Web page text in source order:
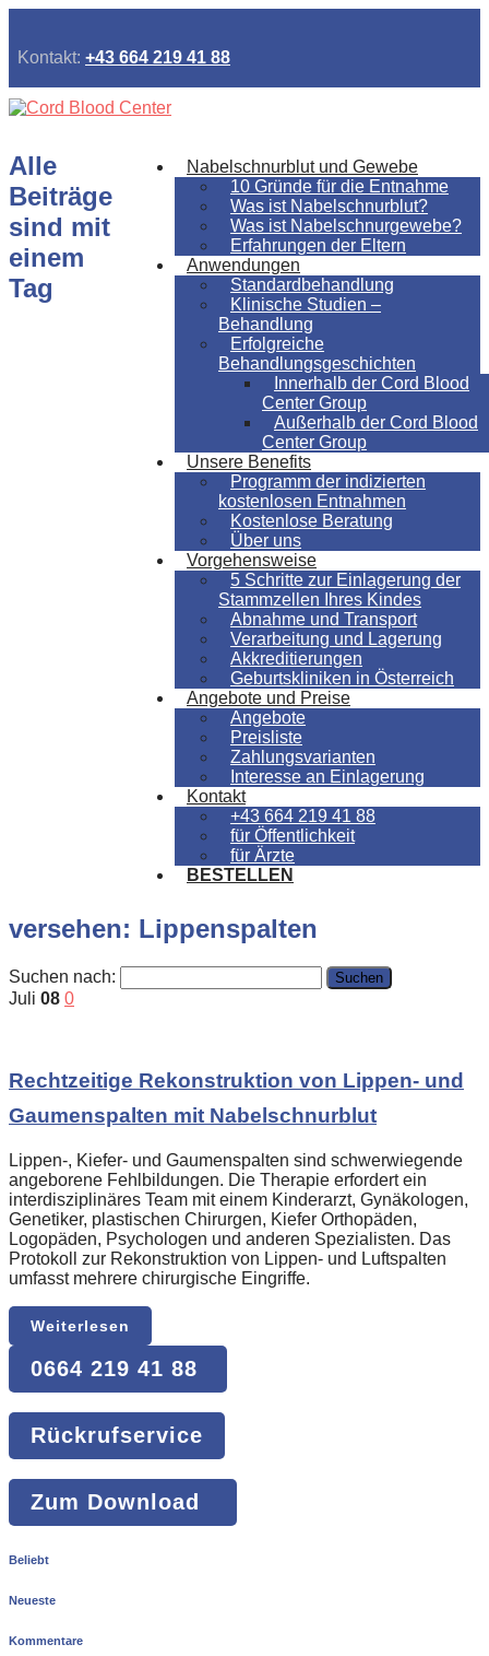
Kontakt: +43 664 219 41 88
Nabelschnurblut und Gewebe
10 Gründe für die Entnahme
Was ist Nabelschnurblut?
Was ist Nabelschnurgewebe?
Erfahrungen der Eltern
Anwendungen
Standardbehandlung
Klinische Studien –
Behandlung
Erfolgreiche
Behandlungsgeschichten
Innerhalb der Cord Blood
Center Group
Außerhalb der Cord Blood
Center Group
Unsere Benefits
Programm der indizierten
kostenlosen Entnahmen
Kostenlose Beratung
Über uns
Vorgehensweise
5 Schritte zur Einlagerung der
Stammzellen Ihres Kindes
Abnahme und Transport
Verarbeitung und Lagerung
Akkreditierungen
Geburtskliniken in Österreich
Angebote und Preise
Angebote
Preisliste
Zahlungsvarianten
Interesse an Einlagerung
Kontakt
+43 664 219 41 88
für Öffentlichkeit
für Ärzte
BESTELLEN
Alle
Beiträge
sind mit
einem
Tag
versehen: Lippenspalten
Suchen nach:
Juli 08 0
Rechtzeitige Rekonstruktion von Lippen- und
Gaumenspalten mit Nabelschnurblut
Lippen-, Kiefer- und Gaumenspalten sind schwerwiegende
angeborene Fehlbildungen. Die Therapie erfordert ein
interdisziplinäres Team mit einem Kinderarzt, Gynäkologen,
Genetiker, plastischen Chirurgen, Kiefer Orthopäden,
Logopäden, Psychologen und anderen Spezialisten. Das
Protokoll zur Rekonstruktion von Lippen- und Luftspalten
umfasst mehrere chirurgische Eingriffe.
Weiterlesen
0664 219 41 88
Rückrufservice
Zum Download
Beliebt
Neueste
Kommentare